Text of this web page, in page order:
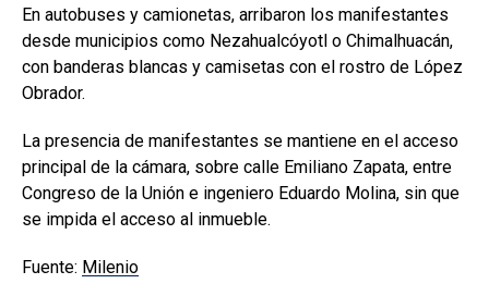
En autobuses y camionetas, arribaron los manifestantes
desde municipios como Nezahualcóyotl o Chimalhuacán,
con banderas blancas y camisetas con el rostro de López
Obrador.
La presencia de manifestantes se mantiene en el acceso
principal de la cámara, sobre calle Emiliano Zapata, entre
Congreso de la Unión e ingeniero Eduardo Molina, sin que
se impida el acceso al inmueble.
Fuente: Milenio